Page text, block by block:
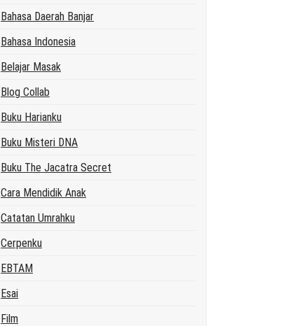
Bahasa Daerah Banjar
Bahasa Indonesia
Belajar Masak
Blog Collab
Buku Harianku
Buku Misteri DNA
Buku The Jacatra Secret
Cara Mendidik Anak
Catatan Umrahku
Cerpenku
EBTAM
Esai
Film